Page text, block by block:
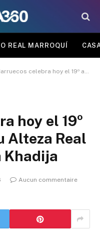
REAL MARROQUÍ
celebra hoy el 19º aniversario de Su Alteza Real la Princesa Lalla Khadija
hoy el 19º
Alteza Real
Khadija
Aucun commentaire